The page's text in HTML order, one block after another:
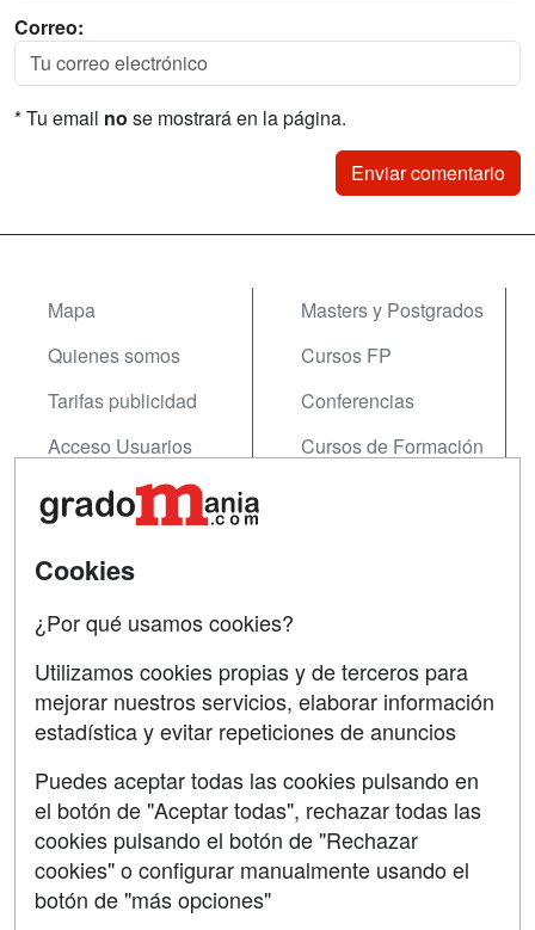
Correo:
* Tu email no se mostrará en la página.
Mapa
Quienes somos
Tarifas publicidad
Acceso Usuarios
Acceso Centros
Masters y Postgrados
Cursos FP
Conferencias
Cursos de Formación
Contactar
Copyleft
Grupo formazion:
Cookies
¿Por qué usamos cookies?
Utilizamos cookies propias y de terceros para
mejorar nuestros servicios, elaborar información
estadística y evitar repeticiones de anuncios
Puedes aceptar todas las cookies pulsando en
el botón de "Aceptar todas", rechazar todas las
cookies pulsando el botón de "Rechazar
cookies" o configurar manualmente usando el
botón de "más opciones"